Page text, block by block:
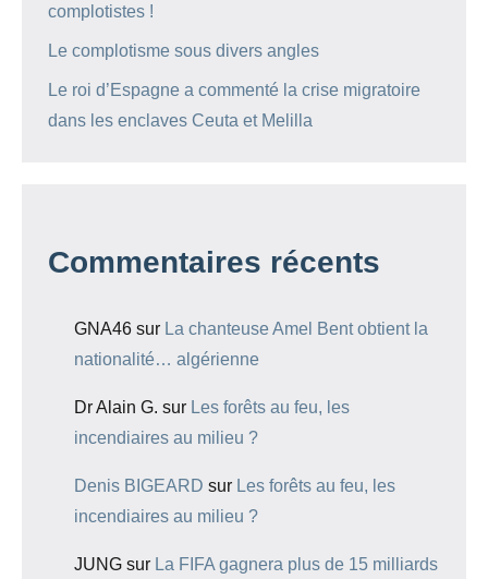
complotistes !
Le complotisme sous divers angles
Le roi d’Espagne a commenté la crise migratoire
dans les enclaves Ceuta et Melilla
Commentaires récents
GNA46 sur La chanteuse Amel Bent obtient la
nationalité… algérienne
Dr Alain G. sur Les forêts au feu, les
incendiaires au milieu ?
Denis BIGEARD sur Les forêts au feu, les
incendiaires au milieu ?
JUNG sur La FIFA gagnera plus de 15 milliards